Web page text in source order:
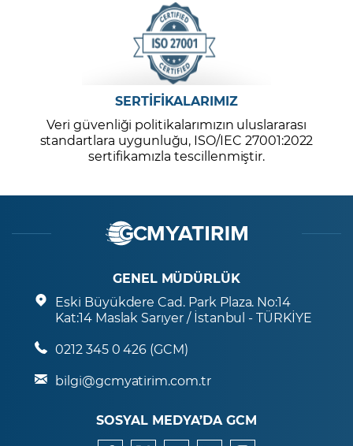
SERTİFİKALARIMIZ
Veri güvenliği politikalarımızın uluslararası
standartlara uygunluğu, ISO/IEC 27001:2022
sertifikamızla tescillenmiştir.
GENEL MÜDÜRLÜK
Eski Büyükdere Cad. Park Plaza. No:14
Kat:14 Maslak Sarıyer / İstanbul - TÜRKİYE
0212 345 0 426 (GCM)
bilgi@gcmyatirim.com.tr
SOSYAL MEDYA’DA GCM